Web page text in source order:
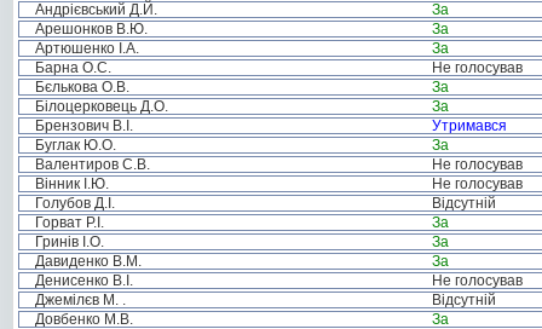
Андрієвський Д.Й.
За
Арешонков В.Ю.
За
Артюшенко І.А.
За
Барна О.С.
Не голосував
Бєлькова О.В.
За
Білоцерковець Д.О.
За
Брензович В.І.
Утримався
Буглак Ю.О.
За
Валентиров С.В.
Не голосував
Вінник І.Ю.
Не голосував
Голубов Д.І.
Відсутній
Горват Р.І.
За
Гринів І.О.
За
Давиденко В.М.
За
Денисенко В.І.
Не голосував
Джемілєв М. .
Відсутній
Довбенко М.В.
За